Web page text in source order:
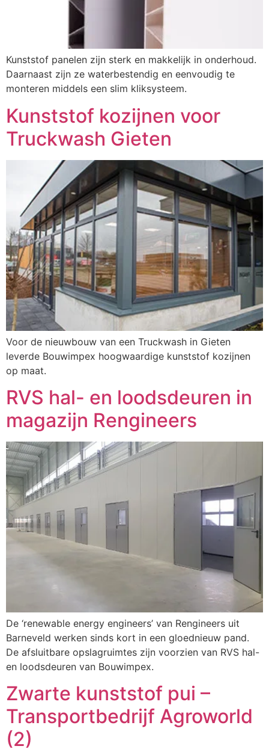
Kunststof panelen zijn sterk en makkelijk in onderhoud.
Daarnaast zijn ze waterbestendig en eenvoudig te
monteren middels een slim kliksysteem.
Kunststof kozijnen voor
Truckwash Gieten
Voor de nieuwbouw van een Truckwash in Gieten
leverde Bouwimpex hoogwaardige kunststof kozijnen
op maat.
RVS hal- en loodsdeuren in
magazijn Rengineers
De ‘renewable energy engineers’ van Rengineers uit
Barneveld werken sinds kort in een gloednieuw pand.
De afsluitbare opslagruimtes zijn voorzien van RVS hal-
en loodsdeuren van Bouwimpex.
Zwarte kunststof pui –
Transportbedrijf Agroworld
(2)